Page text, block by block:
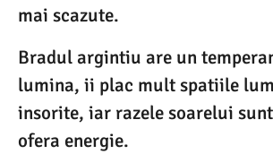
mai scazute.
Bradul argintiu are un
lumina, ii plac mult spatiile
insorite, iar razele soarelui
ofera energie.